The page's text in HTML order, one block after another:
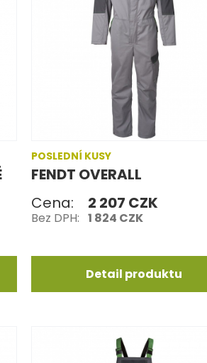
POSLEDNÍ KUSY
FENDT OVERALL
Cena:
2 207 CZK
Bez DPH: 1 824 CZK
Detail produktu